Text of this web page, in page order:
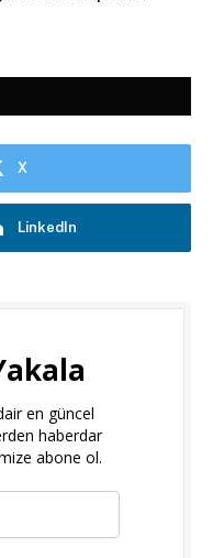
X
LinkedIn
en güncel
haberdar
abone ol.